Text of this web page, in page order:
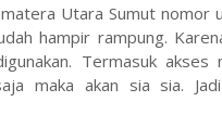
Utara Sumut
hampir rampung.
Termasuk akses
maka akan sia sia.